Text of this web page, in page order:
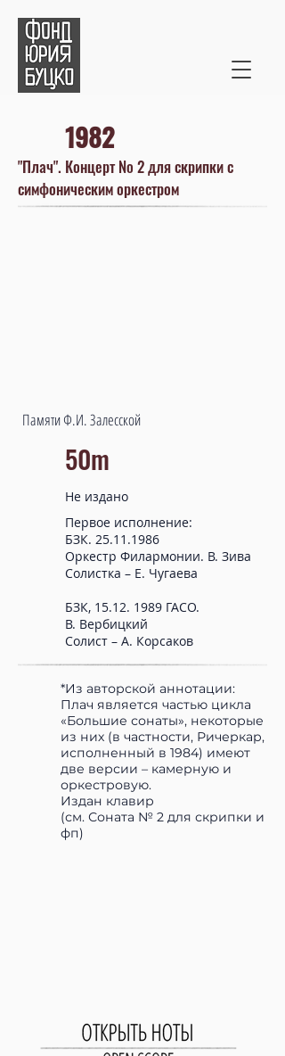
1982
"Плач". Концерт № 2 для скрипки с
симфоническим оркестром
Памяти Ф.И. Залесской
50m
Не издано
Первое исполнение:
БЗК. 25.11.1986
Оркестр Филармонии. В. Зива
Солистка – Е. Чугаева
БЗК, 15.12. 1989 ГАСО.
В. Вербицкий
Солист – А. Корсаков
*Из авторской аннотации:
Плач является частью цикла
«Большие сонаты», некоторые
из них (в частности, Ричеркар,
исполненный в 1984) имеют
две версии – камерную и
оркестровую.
Издан клавир
(см. Соната № 2 для скрипки и
фп)